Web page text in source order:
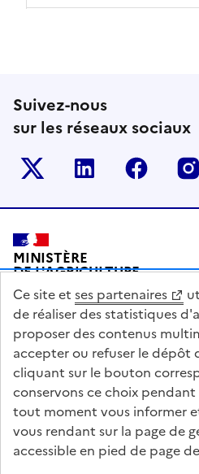
Suivez-nous
sur les réseaux sociaux
Le ministère sur
Le ministère
Le
Pied de page
MINISTÈRE
DE L'AGRICULTURE
DE L'AGRO-ALIMENTAIRE
ET DE LA SOUVERAINETÉ
ALIMENTAIRE
legifrance.gouv.fr
service-public.gouv.fr
Ce site et ses partenaires
de réaliser des statistiques
proposer des contenus
accepter ou refuser le dépôt
cliquant sur le bouton
conservons ce choix
tout moment vous informer
vous rendant sur la page de
accessible en pied de page